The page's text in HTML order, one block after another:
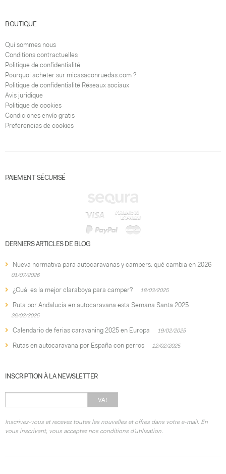
BOUTIQUE
Qui sommes nous
Conditions contractuelles
Politique de confidentialité
Pourquoi acheter sur micasaconruedas.com ?
Politique de confidentialité Réseaux sociaux
Avis juridique
Politique de cookies
Condiciones envío gratis
Preferencias de cookies
PAIEMENT SÉCURISÉ
DERNIERS ARTICLES DE BLOG
Nueva normativa para autocaravanas y campers: qué cambia en 2026
01/07/2026
¿Cuál es la mejor claraboya para camper? 18/03/2025
Ruta por Andalucía en autocaravana esta Semana Santa 2025
26/02/2025
Calendario de ferias caravaning 2025 en Europa 19/02/2025
Rutas en autocaravana por España con perros 12/02/2025
INSCRIPTION À LA NEWSLETTER
VA!
Inscrivez-vous et recevez toutes les nouvelles et offres dans votre e-mail. En
vous inscrivant, vous acceptez nos conditions d'utilisation.